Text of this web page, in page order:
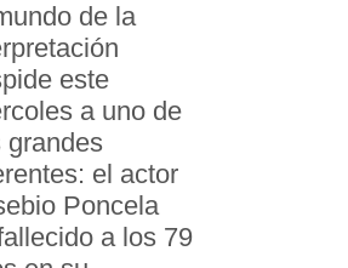
de la
este
a uno de
grandes
el actor
Poncela
a los 79